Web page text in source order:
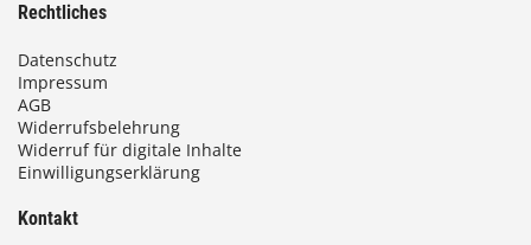
Rechtliches
Datenschutz
Impressum
AGB
Widerrufsbelehrung
Widerruf für digitale Inhalte
Einwilligungserklärung
Kontakt